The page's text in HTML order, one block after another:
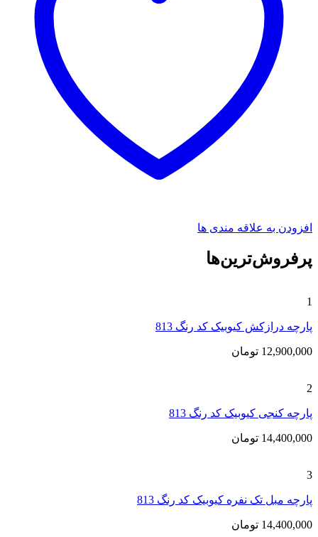
افزودن به علاقه مندی ها
پرفروش‌ترین‌ها
1
پارچه درازکش کیوبیک کد رنگ 813
12,900,000 تومان
2
پارچه کنجی کیوبیک کد رنگ 813
14,400,000 تومان
3
پارچه مبل تک نفره کیوبیک کد رنگ 813
14,400,000 تومان